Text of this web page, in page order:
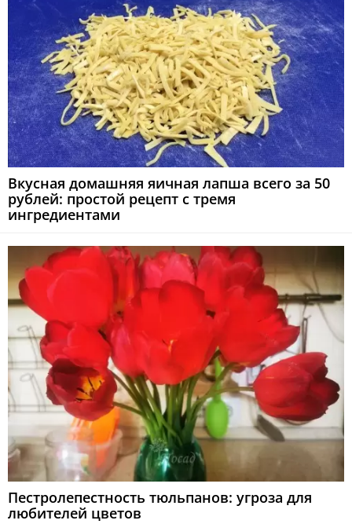
Вкусная домашняя яичная лапша всего за 50
рублей: простой рецепт с тремя
ингредиентами
Пестролепестность тюльпанов: угроза для
любителей цветов